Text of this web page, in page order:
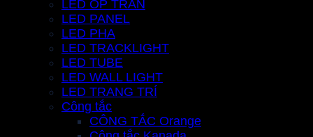
LED ỐP TRẦN
LED PANEL
LED PHA
LED TRACKLIGHT
LED TUBE
LED WALL LIGHT
LED TRANG TRÍ
Công tắc
CÔNG TẮC Orange